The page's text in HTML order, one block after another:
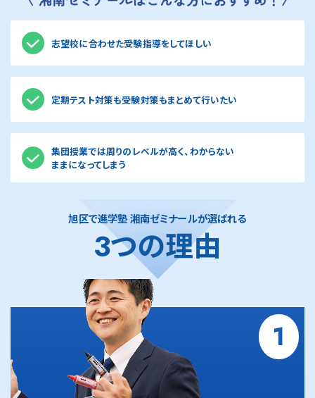
保土ケ谷
区
南区 鶴見区
平塚市
藤沢市
大和市
志望校に合わせた受験指導をしてほしい
定期テスト対策も受験対策もまとめて行いたい
集団授業では周りのレベルが高く、わからない
ままになってしまう
旭区で進学塾 湘南ゼミナールが選ばれる
3つの理由
1